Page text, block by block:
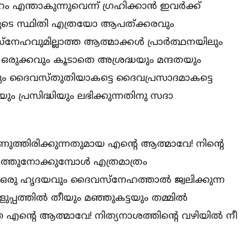
എന്താകുന്നുവെന്ന് ഗ്രഹിക്കാൻ ഇവര്‍ക്ക്
സ്ഥിതി എത്രയോ ആപത്ക്കരവും
ആത്മാക്കള്‍ പ്രാര്‍ത്ഥനയിലും
കൂടാതെ അശ്രദ്ധയും മന്ദതയും
ദൈവസ്തുതിയാകട്ടെ ദൈവപ്രസാദമാകട്ടെ
പ്രസിദ്ധിയും ലഭിക്കുന്നതിനു സദാ
എന്‍റെ ആത്മാവേ! നിന്‍റെ
എത്രമാത്രം
ഒരു ഹൃദയവും ദൈവസ്നേഹത്താല്‍ ജ്വലിക്കുന്ന
തീയും മഞ്ഞുകട്ടയും തമ്മില്‍
ആത്മാവേ! നിത്യനാശത്തിന്‍റെ വഴിയില്‍ നീ